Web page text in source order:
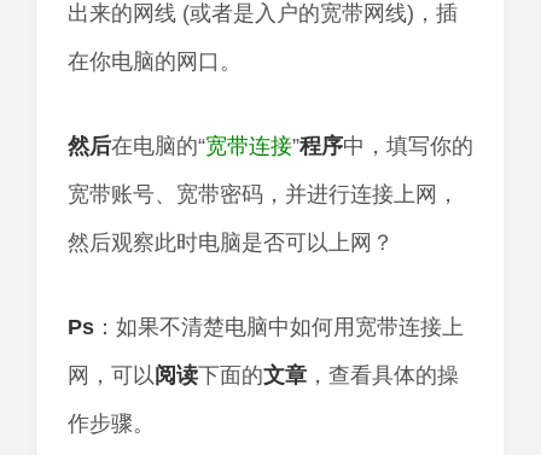
出来的网线 (或者是入户的宽带网线)，插
在你电脑的网口。
然后在电脑的“宽带连接”程序中，填写你的
宽带账号、宽带密码，并进行连接上网，
然后观察此时电脑是否可以上网？
Ps ：如果不清楚电脑中如何用宽带连接上
网，可以阅读下面的文章 ，查看具体的操
作步骤。